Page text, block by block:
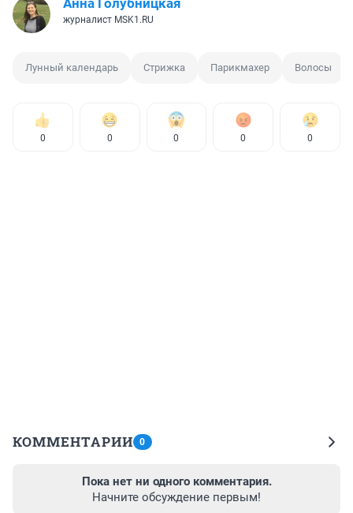
Анна Голубницкая
журналист MSK1.RU
Лунный календарь Стрижка Парикмахер Волосы
0 0 0 0 0
КОММЕНТАРИИ 0
Пока нет ни одного комментария.
Начните обсуждение первым!